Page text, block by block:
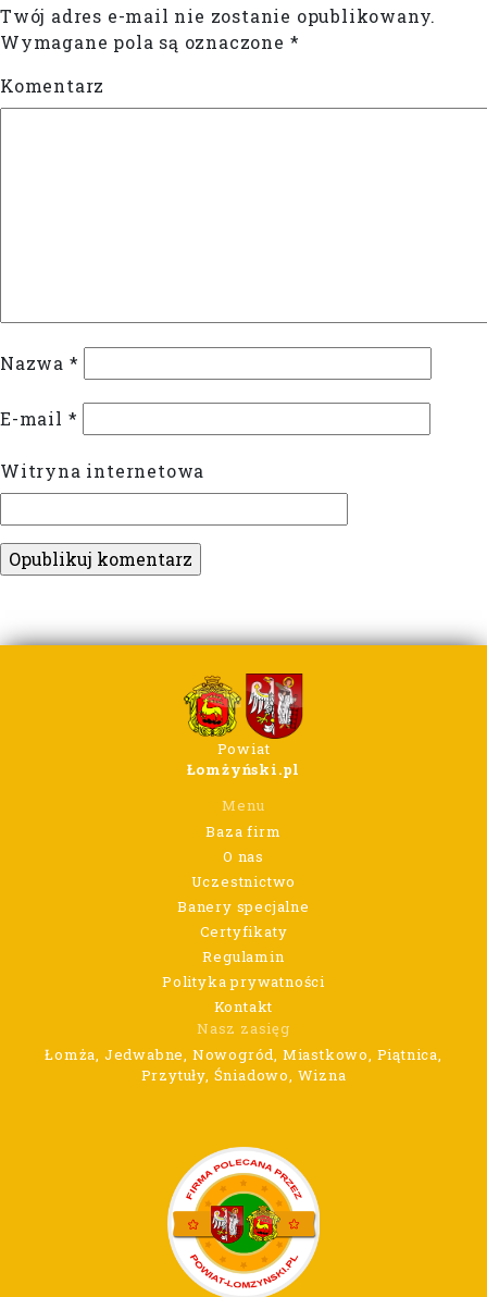
Twój adres e-mail nie zostanie opublikowany.
Wymagane pola są oznaczone *
Komentarz
Nazwa *
E-mail *
Witryna internetowa
Powiat
Łomżyński.pl
Menu
Baza firm
O nas
Uczestnictwo
Banery specjalne
Certyfikaty
Regulamin
Polityka prywatności
Kontakt
Nasz zasięg
Łomża, Jedwabne, Nowogród, Miastkowo, Piątnica,
Przytuły, Śniadowo, Wizna